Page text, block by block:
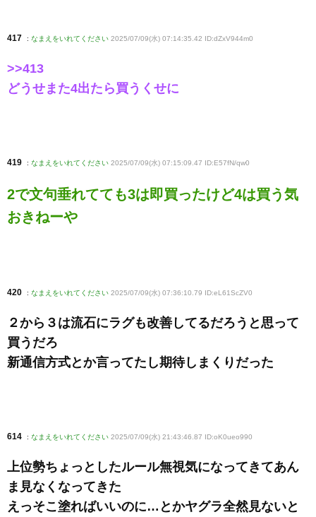
417 : なまえをいれてください 2025/07/09(水) 07:14:35.42 ID:dZxV944m0
>>413
どうせまた4出たら買うくせに
419 : なまえをいれてください 2025/07/09(水) 07:15:09.47 ID:E57fN/qw0
2で文句垂れてても3は即買ったけど4は買う気
おきねーや
420 : なまえをいれてください 2025/07/09(水) 07:36:10.79 ID:eL61ScZV0
２から３は流石にラグも改善してるだろうと思って
買うだろ
新通信方式とか言ってたし期待しまくりだった
614 : なまえをいれてください 2025/07/09(水) 21:43:46.87 ID:oK0ueo990
上位勢ちょっとしたルール無視気になってきてあん
ま見なくなってきた
えっそこ塗ればいいのに…とかヤグラ全然見ないと